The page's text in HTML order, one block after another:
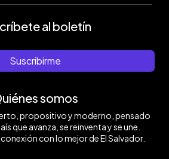
al boletín
Suscribirme
somos
propositivo y moderno, pensado
que avanza, se reinventa y se une.
con lo mejor de El Salvador.